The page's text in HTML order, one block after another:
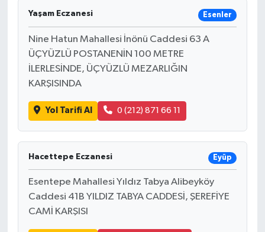
Yaşam Eczanesi Esenler
Nine Hatun Mahallesi İnönü Caddesi 63 A
ÜÇYÜZLÜ POSTANENİN 100 METRE
İLERLESİNDE, ÜÇYÜZLÜ MEZARLIĞIN
KARŞISINDA
Yol Tarifi Al 0 (212) 871 66 11
Hacettepe Eczanesi Eyüp
Esentepe Mahallesi Yıldız Tabya Alibeyköy
Caddesi 41B YILDIZ TABYA CADDESİ, ŞEREFİYE
CAMİ KARŞISI